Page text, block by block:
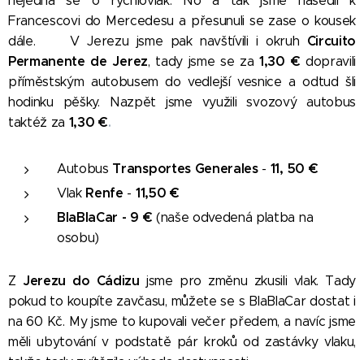
Francescovi do Mercedesu a přesunuli se zase o kousek
dále.
😀 V Jerezu jsme pak navštívili i okruh Circuito
Permanente de Jerez, tady jsme se za1,30 € dopravili
příměstským autobusem do vedlejší vesnice a odtud šli
hodinku pěšky. Nazpět jsme využili svozový autobus
taktéž za 1,30€.
Autobus Transportes Generales- 11, 50 €
Vlak Renfe - 11,50 €
BlaBlaCar - 9 € (naše odvedená platba na
osobu)
Z Jerezu do Cádizu jsme pro změnu zkusili vlak. Tady
pokud to koupíte zavčasu, můžete se s BlaBlaCar dostat i
na 60 Kč. My jsme to kupovali večer předem, a navíc jsme
měli ubytování v podstatě pár kroků od zastávky vlaku,